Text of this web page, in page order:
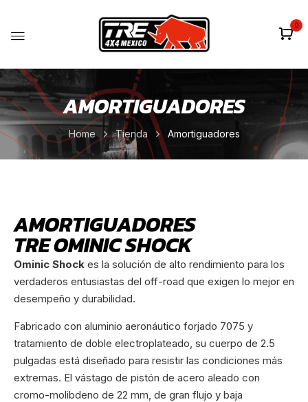
0
AMORTIGUADORES
Home Tienda Amortiguadores
AMORTIGUADORES
TRE OMINIC SHOCK
Ominic Shock es la solución de alto rendimiento para los
verdaderos entusiastas del off-road que exigen lo mejor en
desempeño y durabilidad.
Fabricado con aluminio aeronáutico forjado 7075 y
tratamiento de doble electroplateado, su cuerpo de 2.5
pulgadas está diseñado para resistir las condiciones más
extremas. El vástago de pistón de acero aleado con
cromo-molibdeno de 22 mm, de gran flujo y baja